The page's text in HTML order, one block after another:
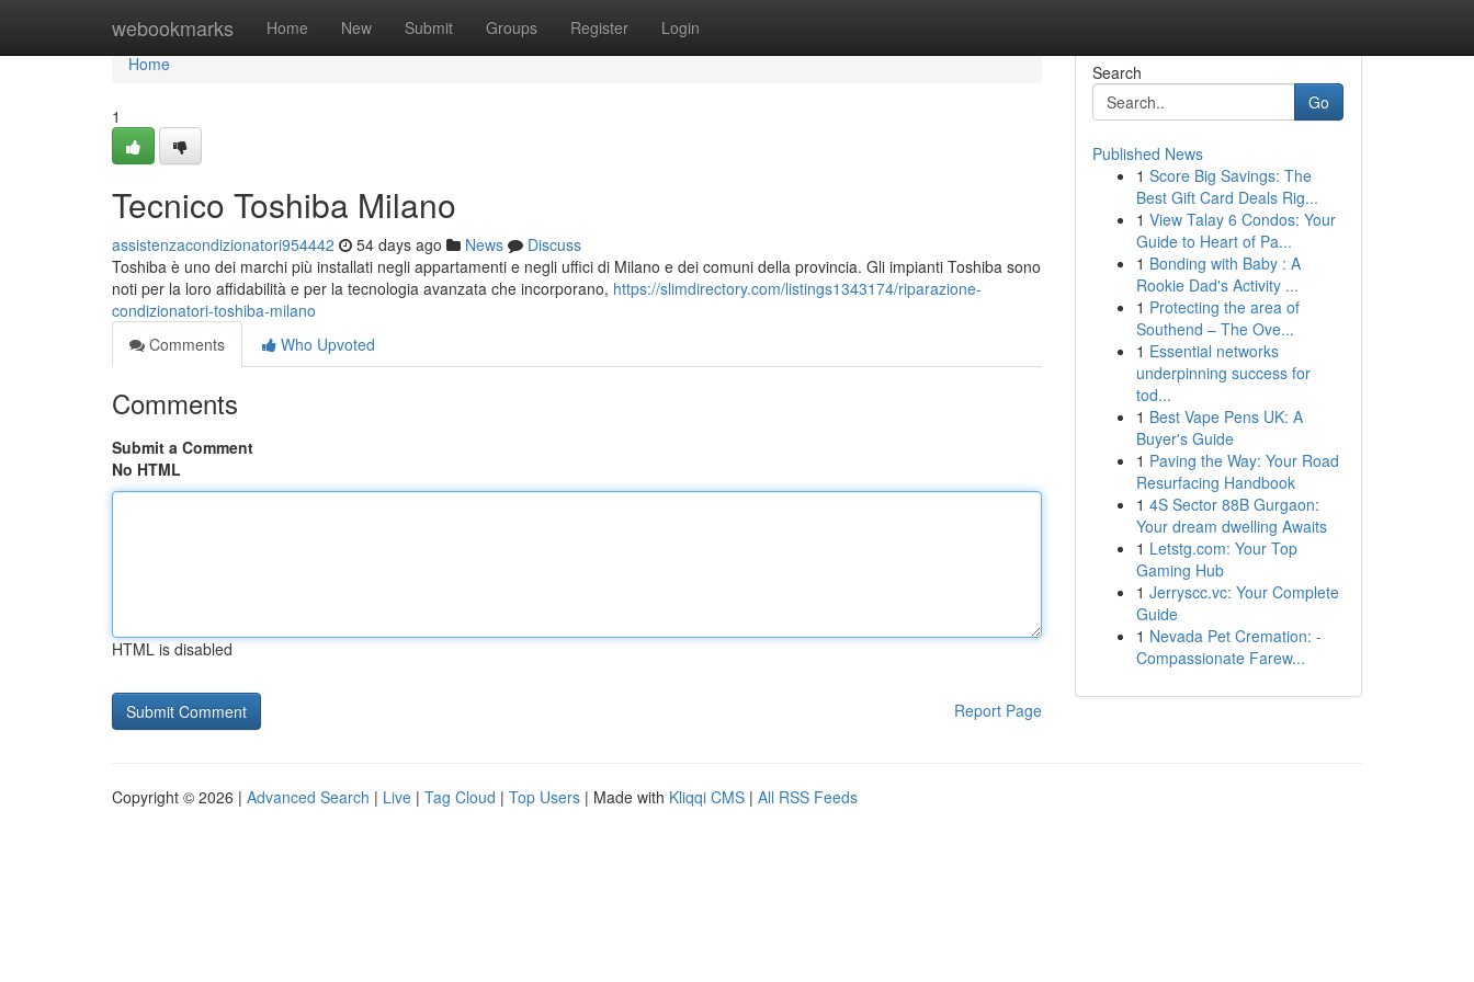
webookmarks Home New Submit Groups Register Login
Home
Home
1
Tecnico Toshiba Milano
assistenzacondizionatori954442 54 days ago News
Discuss
Toshiba è uno dei marchi più installati negli appartamenti e negli uffici di Milano e dei comuni della provincia. Gli impianti Toshiba sono
noti per la loro affidabilità e per la tecnologia avanzata che incorporano, https://slimdirectory.com/listings1343174/riparazione-
condizionatori-toshiba-milano
Comments
Who Upvoted
Comments
Submit a Comment
No HTML
HTML is disabled
Report Page
Search
Go
Published News
1 Score Big Savings: The
Best Gift Card Deals Rig...
1 View Talay 6 Condos: Your
Guide to Heart of Pa...
1 Bonding with Baby : A
Rookie Dad's Activity ...
1 Protecting the area of
Southend – The Ove...
1 Essential networks
underpinning success for
tod...
1 Best Vape Pens UK: A
Buyer's Guide
1 Paving the Way: Your Road
Resurfacing Handbook
1 4S Sector 88B Gurgaon:
Your dream dwelling Awaits
1 Letstg.com: Your Top
Gaming Hub
1 Jerryscc.vc: Your Complete
Guide
1 Nevada Pet Cremation: -
Compassionate Farew...
Copyright © 2026 | Advanced Search | Live | Tag Cloud | Top Users | Made with Kliqqi CMS | All RSS Feeds